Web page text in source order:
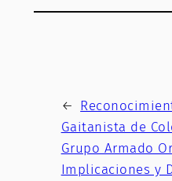
←
Gaitanista de
Grupo Armado
Implicaciones y